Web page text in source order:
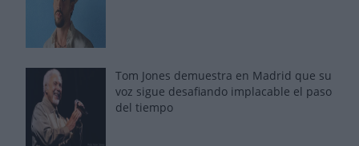
Tom Jones demuestra en Madrid que su
voz sigue desafiando implacable el paso
del tiempo